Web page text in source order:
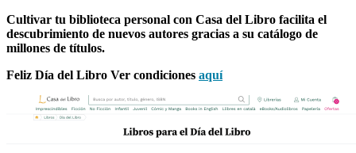
Cultivar tu biblioteca personal con Casa del Libro facilita el
descubrimiento de nuevos autores gracias a su catálogo de
millones de títulos.
Feliz Día del Libro Ver condiciones aquí